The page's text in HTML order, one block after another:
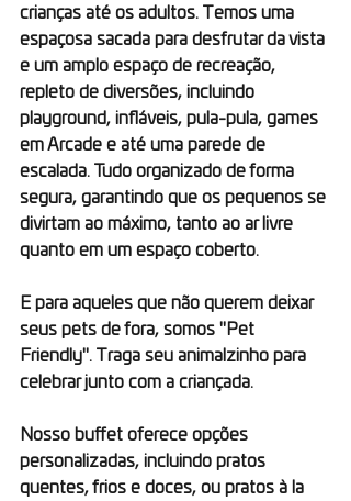
crianças até os adultos. Temos uma
espaçosa sacada para desfrutar da vista
e um amplo espaço de recreação,
repleto de diversões, incluindo
playground, infláveis, pula-pula, games
em Arcade e até uma parede de
escalada. Tudo organizado de forma
segura, garantindo que os pequenos se
divirtam ao máximo, tanto ao ar livre
quanto em um espaço coberto.
E para aqueles que não querem deixar
seus pets de fora, somos "Pet
Friendly". Traga seu animalzinho para
celebrar junto com a criançada.
Nosso buffet oferece opções
personalizadas, incluindo pratos
quentes, frios e doces, ou pratos à la